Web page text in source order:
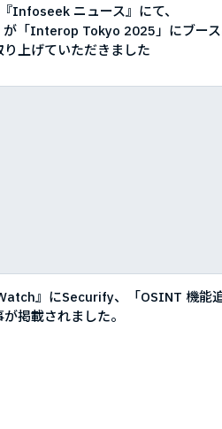
Infoseek ニュース』にて、
が「Interop Tokyo 2025」にブー
り上げていただきました
』にSecurify、「OSINT 機能追
掲載されました。